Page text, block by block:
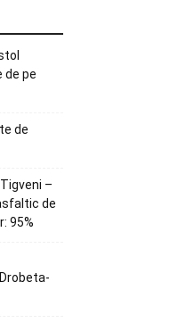
de pe
de
–
de
95%